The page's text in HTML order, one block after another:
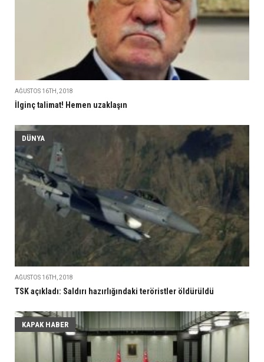
AĞUSTOS 16TH, 2018
İlginç talimat! Hemen uzaklaşın
DÜNYA
AĞUSTOS 16TH, 2018
TSK açıkladı: Saldırı hazırlığındaki teröristler öldürüldü
KAPAK HABER